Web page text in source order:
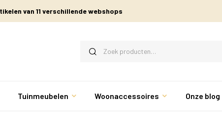
van 11 verschillende webshops
Tuinmeubelen Woonaccessoires Onze blog